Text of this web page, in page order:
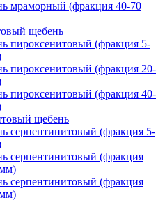
мраморный (фракция 40-70
щебень
пироксенитовый (фракция 5-
пироксенитовый (фракция 20-
пироксенитовый (фракция 40-
щебень
серпентинитовый (фракция 5-
серпентинитовый (фракция
серпентинитовый (фракция